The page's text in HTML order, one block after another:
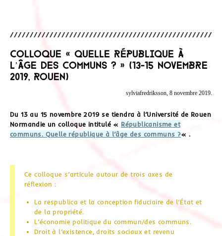
Colloque « Quelle République à
l’âge des communs ? » (13-15 novembre
2019, Rouen)
sylviafredriksson, 8 novembre 2019.
Du 13 au 15 novembre 2019 se tiendra à l’Université de Rouen
Normandie un colloque intitulé « Républicanisme et
communs. Quelle république à l’âge des communs ?« .
Ce colloque s’articule autour de trois axes de
réflexion :
La respublica et la conception fiduciaire de l’État et
de la propriété.
L’économie politique du commun/des communs.
Droit à l’existence, droits sociaux et revenu